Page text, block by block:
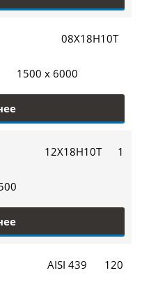
08Х18Н10Т
1500 x 6000
12Х18Н10Т 1
AISI 439 120